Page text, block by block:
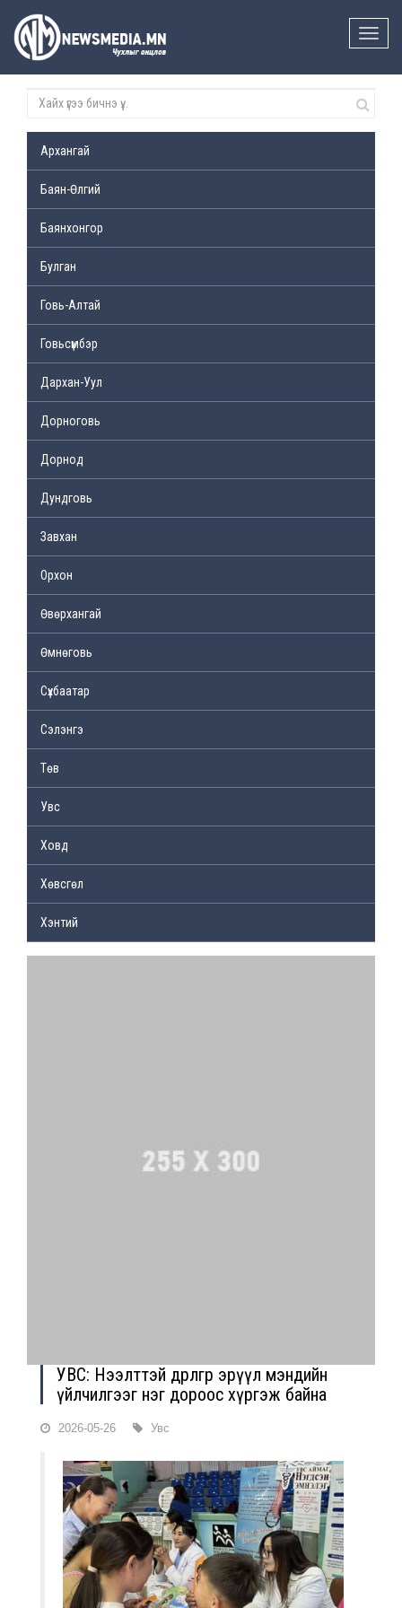
Toggle
Архангай
Баян-Өлгий
Баянхонгор
Булган
Говь-Алтай
Говьсүмбэр
Дархан-Уул
Дорноговь
Дорнод
Дундговь
Завхан
Орхон
Өвөрхангай
Өмнөговь
Сүхбаатар
Сэлэнгэ
Төв
Увс
Ховд
Хөвсгөл
Хэнтий
УВС: Нээлттэй өдөрлөгөөр эрүүл мэндийн
үйлчилгээг нэг дороос хүргэж байна
2026-05-26 Увс